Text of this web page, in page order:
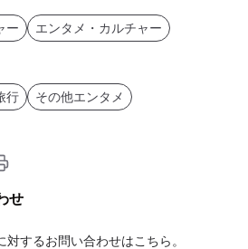
ー
エンタメ・カルチャー
行
その他エンタメ
せ
対するお問い合わせはこちら。